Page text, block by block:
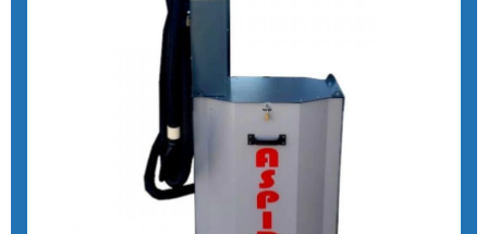
Ducha rapida para carros
Economizador de banho para postos
Economizador de banho para quiosques de praia
Equipamento para higienização de carros